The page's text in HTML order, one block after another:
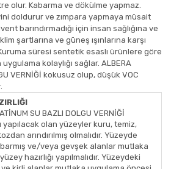
olur. Kabarma ve dökülme yapmaz.
doldurur ve zımpara yapmaya müsait
barındırmadığı için insan sağlığına ve
şartlarına ve güneş ışınlarına karşı
süresi sentetik esaslı ürünlere göre
kolaylığı sağlar. ALBERA
VERNİĞİ kokusuz olup, düşük VOC
SU BAZLI DOLGU VERNİĞİ
yapılacak olan yüzeyler kuru, temiz,
arındırılmış olmalıdır. Yüzeyde
ve/veya gevşek alanlar mutlaka
hazırlığı yapılmalıdır. Yüzeydeki